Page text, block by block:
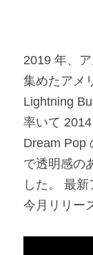
2019 年、
集めたアメ
Lightning
率いて
Dream Pop
で透明感の
した。 最
今月リリー